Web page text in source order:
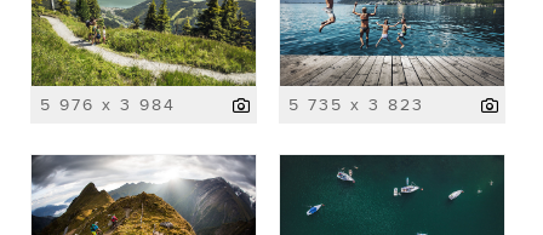
5 976 x 3 984 5 735 x 3 823